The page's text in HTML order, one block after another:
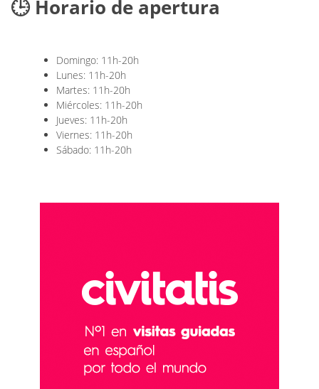
🕒 Horario de apertura
Domingo: 11h-20h
Lunes: 11h-20h
Martes: 11h-20h
Miércoles: 11h-20h
Jueves: 11h-20h
Viernes: 11h-20h
Sábado: 11h-20h